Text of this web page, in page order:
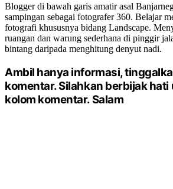
Blogger di bawah garis amatir asal
sampingan sebagai fotografer 360. Belajar
fotografi khususnya bidang Landscape.
ruangan dan warung sederhana di pinggir
bintang daripada menghitung denyut nadi.
Ambil hanya informasi,
komentar. Silahkan berbijak
kolom komentar. Salam